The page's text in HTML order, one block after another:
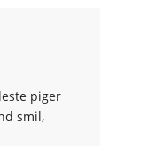
piger
smil,